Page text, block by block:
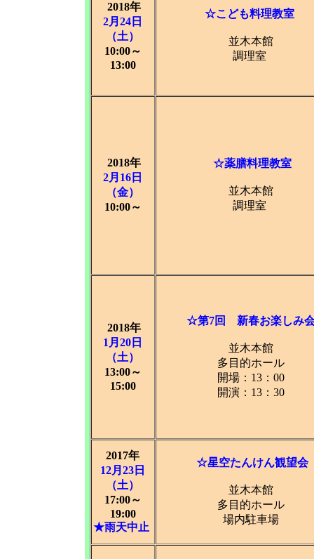
2018年
2月24日
（土）
10:00～
13:00
☆こども料理教室
並木本館
調理室
2018年
2月16日
（金）
10:00～
☆薬膳料理教室
並木本館
調理室
2018年
1月20日
（土）
13:00～
15:00
☆第7回 新春お楽しみ
並木本館
多目的ホール
開場：13：00
開演：13：30
2017年
12月23日
（土）
17:00～
19:00
★雨天中止
☆星空たんけん観望会
並木本館
多目的ホール
場内駐車場